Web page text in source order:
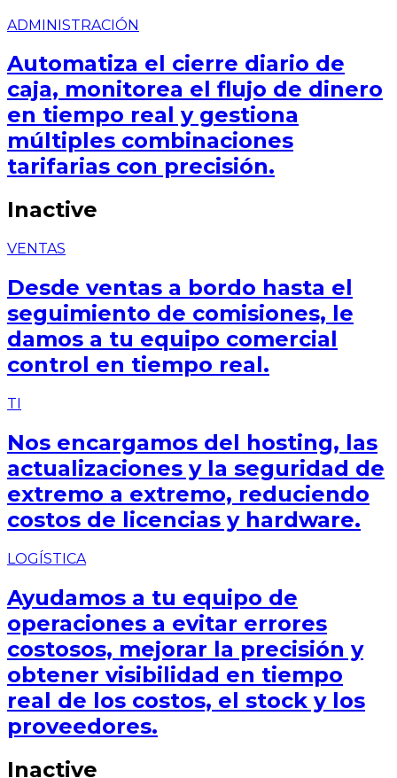
ADMINISTRACIÓN
Automatiza el cierre diario de
caja, monitorea el flujo de dinero
en tiempo real y gestiona
múltiples combinaciones
tarifarias con precisión.
Inactive
VENTAS
Desde ventas a bordo hasta el
seguimiento de comisiones, le
damos a tu equipo comercial
control en tiempo real.
TI
Nos encargamos del hosting, las
actualizaciones y la seguridad de
extremo a extremo, reduciendo
costos de licencias y hardware.
LOGÍSTICA
Ayudamos a tu equipo de
operaciones a evitar errores
costosos, mejorar la precisión y
obtener visibilidad en tiempo
real de los costos, el stock y los
proveedores.
Inactive